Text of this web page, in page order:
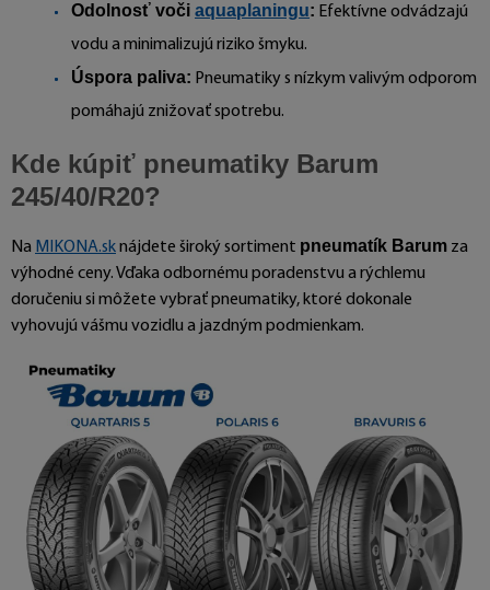
Odolnosť voči aquaplaningu: Efektívne odvádzajú
vodu a minimalizujú riziko šmyku.
Úspora paliva: Pneumatiky s nízkym valivým odporom
pomáhajú znižovať spotrebu.
Kde kúpiť pneumatiky Barum
245/40/R20?
Na MIKONA.sknájdete široký sortiment pneumatík Barum za
výhodné ceny. Vďaka odbornému poradenstvu a rýchlemu
doručeniu si môžete vybrať pneumatiky, ktoré dokonale
vyhovujú vášmu vozidlu a jazdným podmienkam.